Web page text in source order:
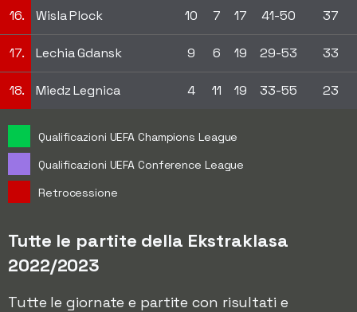
16. Wisla Plock 10 7 17 41-50 37
17. Lechia Gdansk 9 6 19 29-53 33
18. Miedz Legnica 4 11 19 33-55 23
Qualificazioni UEFA Champions League
Qualificazioni UEFA Conference League
Retrocessione
Tutte le partite della Ekstraklasa
2022/2023
Tutte le giornate e partite con risultati e